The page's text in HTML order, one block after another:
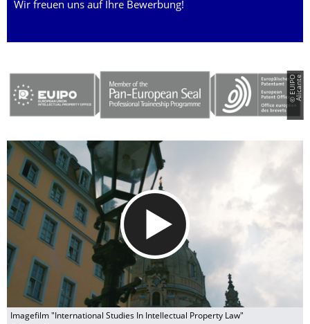
Wir freuen uns auf Ihre Bewerbung!
©
E
U
I
P
O
A
l
i
c
a
n
te
Imagefilm "International Studies In Intellectual Property Law"